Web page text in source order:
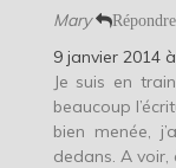
Mary Répondre
9 janvier 2014
Je suis en
beaucoup
bien menée,
dedans. A voir,